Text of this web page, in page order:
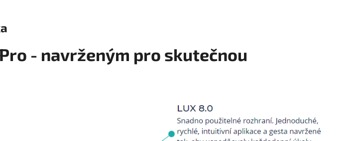
- navrženým pro skutečnou